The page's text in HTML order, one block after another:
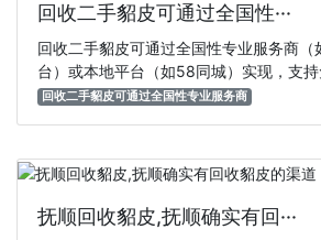
回收二手貂皮可通过全国性···
回收二手貂皮可通过全国性专业服务商（
台）或本地平台（如58同城）实现，支持
回收二手貂皮可通过全国性专业服务商
抚顺回收貂皮,抚顺确实有回···